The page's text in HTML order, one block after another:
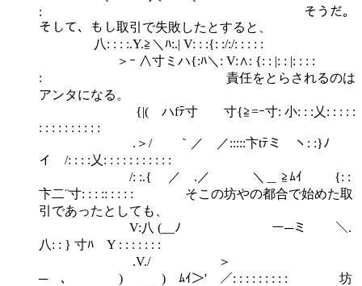
: そうだ。
そして、もし取引で失敗したとすると、
八: : : :.Y.≧＼ﾊ:.| V: : :{: :/:/: : : : :
＞ｰ ∧寸ミハ{:ﾊ＼: V:∧: {: : |: : |: : : :
: 責任をとらされるのは
アンタになる。
{|( ハfﾃ寸 寸{≧=ｰ寸: 小: : :乂: : : : :
: : : : : : : : : :
.＞/ ｀／ ／:::::卞tﾃミ ヽ: :}ﾉ
イ /: : : :乂: : : : : : : : : : :
/: :.{ ／ .／ ＼＿ ≧ﾑｲ {: :
卞二¨寸: : : :: : : : : そこの坊やの都合で始めた取
引であったとしても、
V:八 (__ﾉ ー─ミ ＼.
八: : } 寸ﾊ Y : : : : : : :
.V./ ＞
─ ､ ) ) ﾑｲ＞' ／: : : : : : : : : 坊